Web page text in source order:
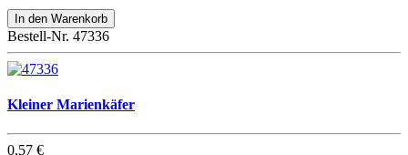
Bestell-Nr. 47336
Kleiner Marienkäfer
0,57 €